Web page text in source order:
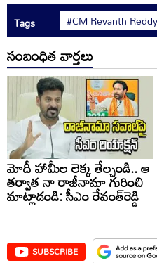
Tags #CM Revanth Reddy
సంబంధిత వార్తలు
మోదీ హామీల లెక్క తేల్చండి.. ఆ
తర్వాత నా రాజీనామా గురించి
మాట్లాడండి: సీఎం రేవంత్‌రెడ్డి
SUBSCRIBE